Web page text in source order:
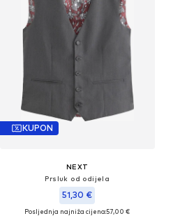
KUPON
NEXT
Prsluk od odijela
51,30 €
Posljednja najniža cijena:57,00 €